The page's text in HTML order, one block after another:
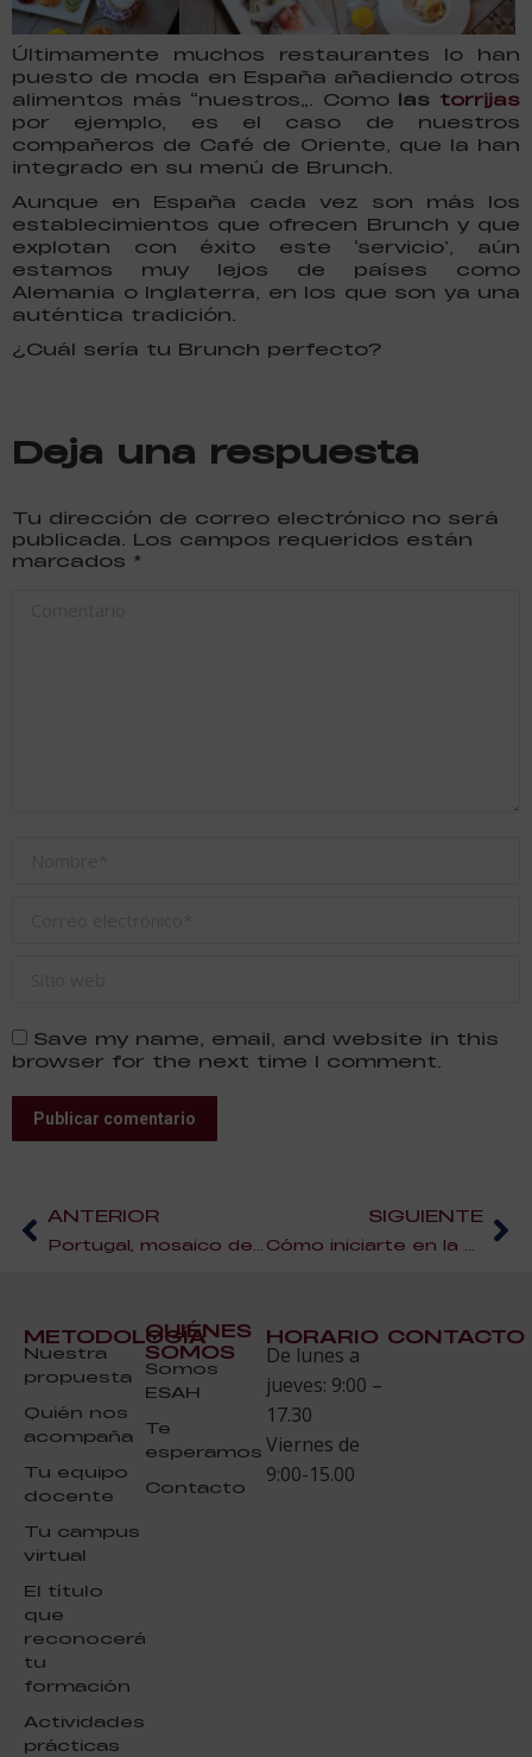
Últimamente muchos restaurantes lo han
puesto de moda en España añadiendo otros
alimentos más “nuestros”. Como las torrijas
por ejemplo, es el caso de nuestros
compañeros de Café de Oriente, que la han
integrado en su menú de Brunch.
Aunque en España cada vez son más los
establecimientos que ofrecen Brunch y que
explotan con éxito este ‘servicio’, aún
estamos muy lejos de países como
Alemania o Inglaterra, en los que son ya una
auténtica tradición.
¿Cuál sería tu Brunch perfecto?
Deja una respuesta
Tu dirección de correo electrónico no será
publicada. Los campos requeridos están
marcados *
Save my name, email, and website in this
browser for the next time I comment.
Publicar comentario
ANTERIOR
Portugal, mosaico de vinos |Enología y vinos portugueses
SIGUIENTE
Cómo iniciarte en la Cocina Profesional
METODOLOGÍA
Nuestra
propuesta
Quién nos
acompaña
Tu equipo
docente
Tu campus
virtual
El título
que
reconocerá
tu
formación
Actividades
prácticas
QUIÉNES
SOMOS
Somos
ESAH
Te
esperamos
Contacto
HORARIO
De lunes a
jueves: 9:00 –
17.30
Viernes de
9:00-15.00
CONTACTO